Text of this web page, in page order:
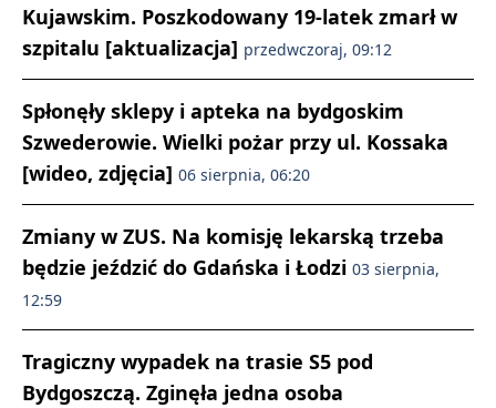
Kujawskim. Poszkodowany 19-latek zmarł w
szpitalu [aktualizacja] przedwczoraj, 09:12
Spłonęły sklepy i apteka na bydgoskim
Szwederowie. Wielki pożar przy ul. Kossaka
[wideo, zdjęcia] 06 sierpnia, 06:20
Zmiany w ZUS. Na komisję lekarską trzeba
będzie jeździć do Gdańska i Łodzi 03 sierpnia,
12:59
Tragiczny wypadek na trasie S5 pod
Bydgoszczą. Zginęła jedna osoba